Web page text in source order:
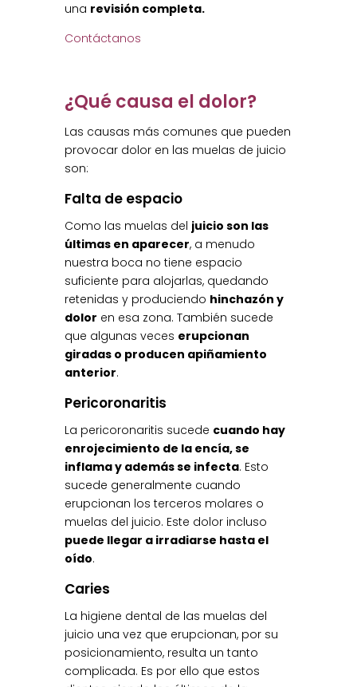
una revisión completa.
Contáctanos
¿Qué causa el dolor?
Las causas más comunes que pueden
provocar dolor en las muelas de juicio
son:
Falta de espacio
Como las muelas del juicio son las
últimas en aparecer, a menudo
nuestra boca no tiene espacio
suficiente para alojarlas, quedando
retenidas y produciendo hinchazón y
dolor en esa zona. También sucede
que algunas veces erupcionan
giradas o producen apiñamiento
anterior.
Pericoronaritis
La pericoronaritis sucede cuando hay
enrojecimiento de la encía, se
inflama y además se infecta. Esto
sucede generalmente cuando
erupcionan los terceros molares o
muelas del juicio. Este dolor incluso
puede llegar a irradiarse hasta el
oído.
Caries
La higiene dental de las muelas del
juicio una vez que erupcionan, por su
posicionamiento, resulta un tanto
complicada. Es por ello que estos